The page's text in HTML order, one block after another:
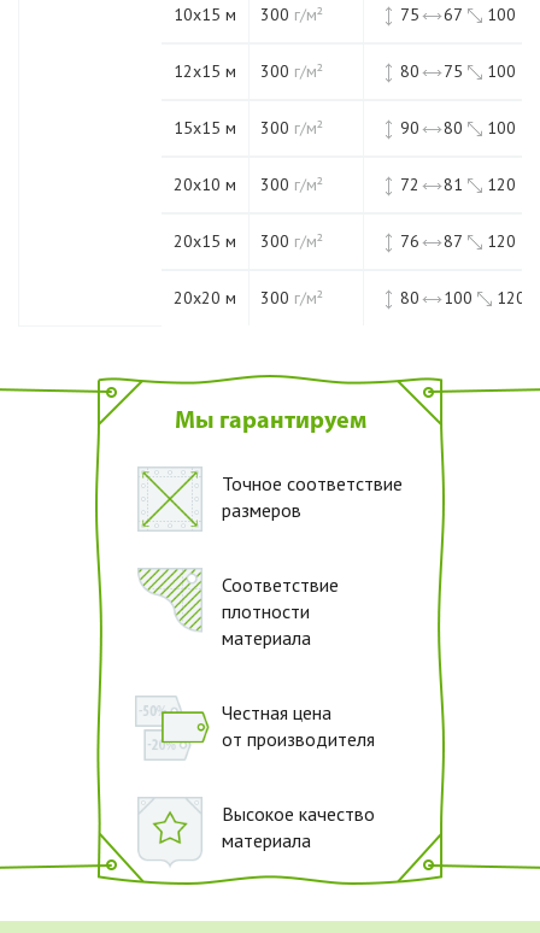
10х15 м 300 г/м² 75 67 100
12х15 м 300 г/м² 80 75 100
15х15 м 300 г/м² 90 80 100
20х10 м 300 г/м² 72 81 120
20х15 м 300 г/м² 76 87 120
20х20 м 300 г/м² 80 100 120
Мы гарантируем
Точное соответствие
размеров
Соответствие
плотности
материала
Честная цена
от производителя
Высокое качество
материала